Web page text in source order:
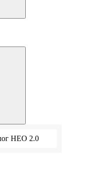
НЕО 2.0